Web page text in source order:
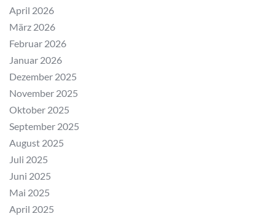
April 2026
März 2026
Februar 2026
Januar 2026
Dezember 2025
November 2025
Oktober 2025
September 2025
August 2025
Juli 2025
Juni 2025
Mai 2025
April 2025